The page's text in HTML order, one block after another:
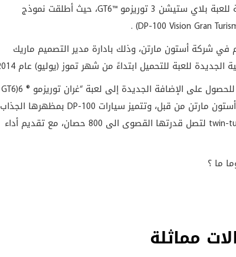
ستيشن 3 توريزمو GT6™، حيث أطلقت نموذج
(DP-100 Vision Gran
.
شركة أستون مارتن، وذلك بادارة مدير التصميم ماريك
الجديدة للعبة للتحميل ابتداءً من شهر تموز (يوليو) عام 2014.
على الإضافة الجديدة إلى لعبة “غران توريزمو ® 6(
GT6
مارتن من قبل، وتتميز سيارات DP-100 بمظهرها الجذاب
twin-
لتصل قدرتها القصوى الى 800 حصان، مع تقديم أداء
ما ؟
مماثلة